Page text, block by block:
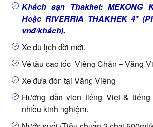
Khách sạn Thakhet: MEKONG
Hoặc RIVERRIA THAKHEK 4*
vnđ/khách).
Xe du lịch đời mới.
Vé tàu cao tốc Viêng Chăn – Văng
Xe đưa đón tại Văng Viêng
Hướng dẫn viên tiếng Việt & tiếng
nhiều kinh nghiệm.